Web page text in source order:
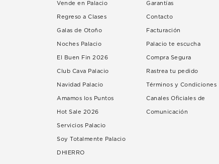
Vende en Palacio
Regreso a Clases
Galas de Otoño
Noches Palacio
El Buen Fin 2026
Club Cava Palacio
Navidad Palacio
Amamos los Puntos
Hot Sale 2026
Servicios Palacio
Soy Totalmente Palacio
DHIERRO
Garantías
Contacto
Facturación
Palacio te escucha
Compra Segura
Rastrea tu pedido
Términos y Condiciones
Canales Oficiales de
Comunicación